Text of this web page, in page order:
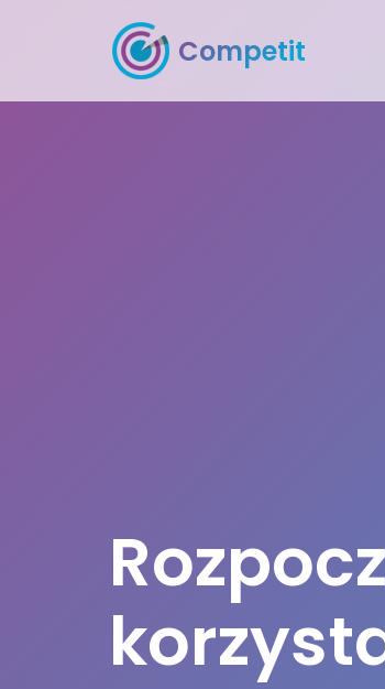
Competit